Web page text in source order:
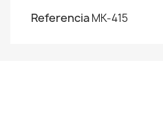
ReferenciaMK-415